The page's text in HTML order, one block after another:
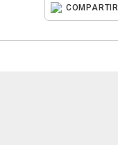
COMPARTIR